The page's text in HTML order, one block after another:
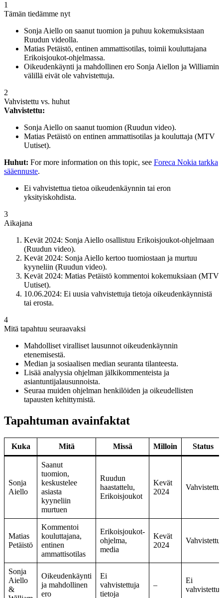
1
Tämän tiedämme nyt
Sonja Aiello on saanut tuomion ja puhuu kokemuksistaan
Ruudun videolla.
Matias Petäistö, entinen ammattisotilas, toimii kouluttajana
Erikoisjoukot-ohjelmassa.
Oikeudenkäynti ja mahdollinen ero Sonja Aiellon ja Williamin
välillä eivät ole vahvistettuja.
2
Vahvistettu vs. huhut
Vahvistettu:
Sonja Aiello on saanut tuomion (Ruudun video).
Matias Petäistö on entinen ammattisotilas ja kouluttaja (MTV
Uutiset).
Huhut: For more information on this topic, see Foreca Nokia tarkka
sääennuste.
Ei vahvistettua tietoa oikeudenkäynnin tai eron
yksityiskohdista.
3
Aikajana
Kevät 2024: Sonja Aiello osallistuu Erikoisjoukot-ohjelmaan
(Ruudun video).
Kevät 2024: Sonja Aiello kertoo tuomiostaan ja murtuu
kyyneliin (Ruudun video).
Kevät 2024: Matias Petäistö kommentoi kokemuksiaan (MTV
Uutiset).
10.06.2024: Ei uusia vahvistettuja tietoja oikeudenkäynnistä
tai erosta.
4
Mitä tapahtuu seuraavaksi
Mahdolliset viralliset lausunnot oikeudenkäynnin
etenemisestä.
Median ja sosiaalisen median seuranta tilanteesta.
Lisää analyysia ohjelman jälkikommenteista ja
asiantuntijalausunnoista.
Seuraa muiden ohjelman henkilöiden ja oikeudellisten
tapausten kehittymistä.
Tapahtuman avainfaktat
Kuka Mitä Missä Milloin Status
Sonja
Aiello
Saanut
tuomion,
keskustelee
asiasta
kyyneliin
murtuen
Ruudun
haastattelu,
Erikoisjoukot
Kevät
2024
Vahvistettu
Matias
Petäistö
Kommentoi
kouluttajana,
entinen
ammattisotilas
Erikoisjoukot-
ohjelma,
media
Kevät
2024
Vahvistettu
Sonja
Aiello
&
Oikeudenkäynti
ja mahdollinen
ero
Ei
vahvistettuja
tietoja
–
Ei
vahvistettu